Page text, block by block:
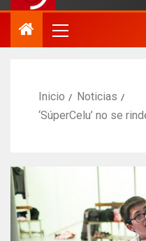
Inicio
Noticias
‘SúperCelu’ no se